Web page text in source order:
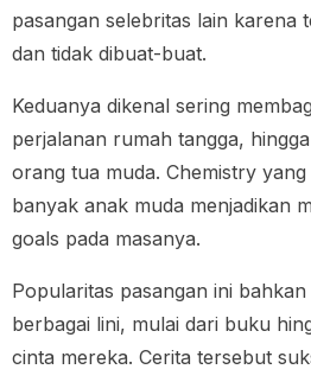
pasangan selebritas lain karena
dan tidak dibuat-buat.
Keduanya dikenal sering
perjalanan rumah tangga,
orang tua muda. Chemistry
banyak anak muda menjadikan
goals pada masanya.
Popularitas pasangan ini
berbagai lini, mulai dari buku
cinta mereka. Cerita tersebut